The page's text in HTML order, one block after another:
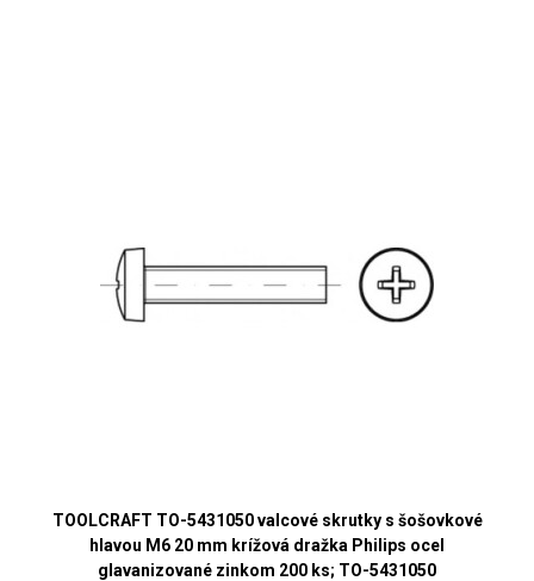
TOOLCRAFT TO-5431050 valcové skrutky s šošovkové
hlavou M6 20 mm krížová dražka Philips ocel
glavanizované zinkom 200 ks; TO-5431050